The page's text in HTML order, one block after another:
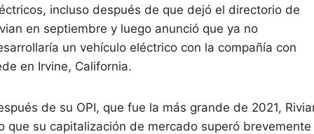
incluso después de que dejó el directorio de
en septiembre y luego anunció que ya no
un vehículo eléctrico con la compañía con
en Irvine, California.
de su OPI, que fue la más grande de 2021,
que su capitalización de mercado superó brevemente